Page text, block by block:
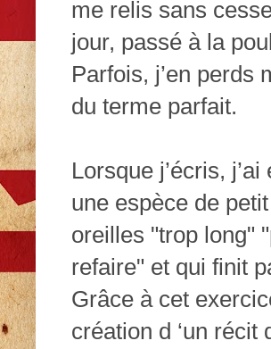
me relis sans
jour, passé à la
Parfois, j’en perds
du terme parfait.
Lorsque j’écris,
une espèce de
oreilles "trop long"
refaire" et qui finit
Grâce à cet
création d ‘un